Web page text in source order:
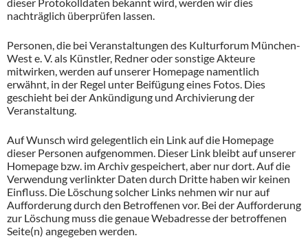
nachträglich überprüfen lassen.
Personen, die bei Veranstaltungen des Kulturforum München-
West e. V. als Künstler, Redner oder sonstige Akteure
mitwirken, werden auf unserer Homepage namentlich
erwähnt, in der Regel unter Beifügung eines Fotos. Dies
geschieht bei der Ankündigung und Archivierung der
Veranstaltung.
Auf Wunsch wird gelegentlich ein Link auf die Homepage
dieser Personen aufgenommen. Dieser Link bleibt auf unserer
Homepage bzw. im Archiv gespeichert, aber nur dort. Auf die
Verwendung verlinkter Daten durch Dritte haben wir keinen
Einfluss. Die Löschung solcher Links nehmen wir nur auf
Aufforderung durch den Betroffenen vor. Bei der Aufforderung
zur Löschung muss die genaue Webadresse der betroffenen
Seite(n) angegeben werden.